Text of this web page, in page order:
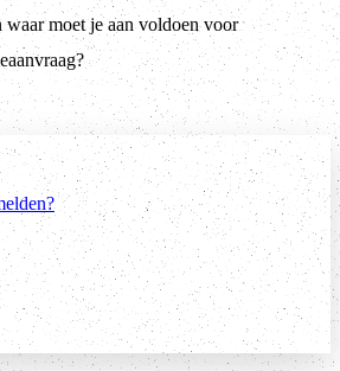
moet je aan voldoen voor